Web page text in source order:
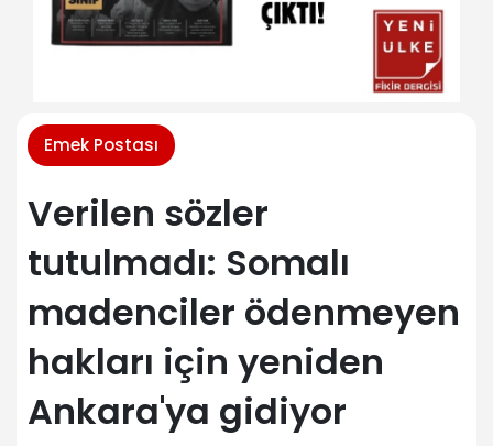
Emek Postası
Verilen sözler
tutulmadı: Somalı
madenciler ödenmeyen
hakları için yeniden
Ankara'ya gidiyor